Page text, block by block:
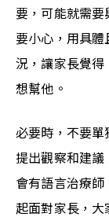
要，可能就需要
要小心，用具
況，讓家長覺得
想幫他。
必要時，不要
提出觀察和建議
會有語言治療
起面對家長，大